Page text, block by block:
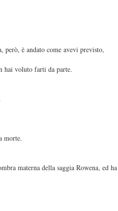
però, è andato come avevi previsto,
hai voluto farti da parte.
morte.
materna della saggia Rowena, ed ha